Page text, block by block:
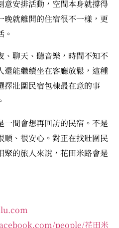
意安排活動，空間本身就撐得
就離開的住宿很不一樣，更
。
聊天、聽音樂，時間不知不
還能繼續坐在客廳放鬆，這種
擇壯圍民宿包棟最在意的事
間會想再回訪的民宿。不是
順、很安心。對正在找壯圍民
聚的旅人來說，花田米路會是
people/花田米